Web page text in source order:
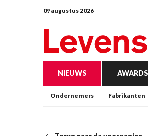
09 augustus 2026
NIEUWS AWARDS
Ondernemers Fabrikanten